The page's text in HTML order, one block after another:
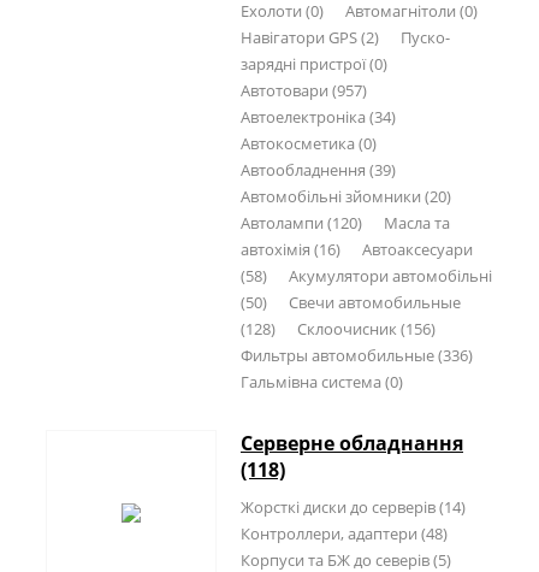
Ехолоти (0)
Автомагнітоли (0)
Навігатори GPS (2)
Пуско-
зарядні пристрої (0)
Автотовари (957)
Автоелектроніка (34)
Автокосметика (0)
Автообладнення (39)
Автомобільні зйомники (20)
Автолампи (120)
Масла та
автохімія (16)
Автоаксесуари
(58)
Акумулятори автомобільні
(50)
Свечи автомобильные
(128)
Склоочисник (156)
Фильтры автомобильные (336)
Гальмівна система (0)
Серверне обладнання
(118)
Жорсткі диски до серверів (14)
Контроллери, адаптери (48)
Корпуси та БЖ до северів (5)